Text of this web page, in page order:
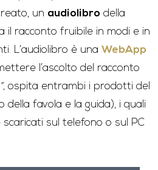
un audiolibro della
il racconto fruibile in modi e in
L’audiolibro è una WebApp
l’ascolto del racconto
ospita entrambi i prodotti del
favola e la guida), i quali
sul telefono o sul PC